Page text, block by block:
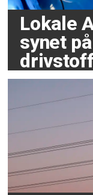
Lokale
synet